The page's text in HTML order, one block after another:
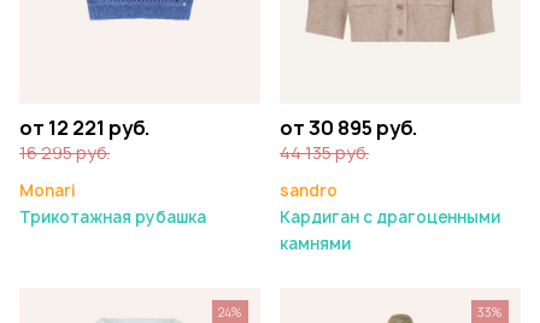
от 12 221 руб.
16 295 руб.
Monari
Трикотажная рубашка
от 30 895 руб.
44 135 руб.
sandro
Кардиган с драгоценными
камнями
24% 33%